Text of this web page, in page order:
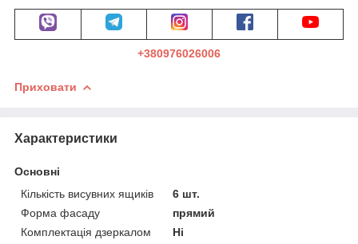
+380976026006
Приховати
Характеристики
Основні
Кількість висувних ящиків
6 шт.
Форма фасаду
прямий
Комплектація дзеркалом
Ні